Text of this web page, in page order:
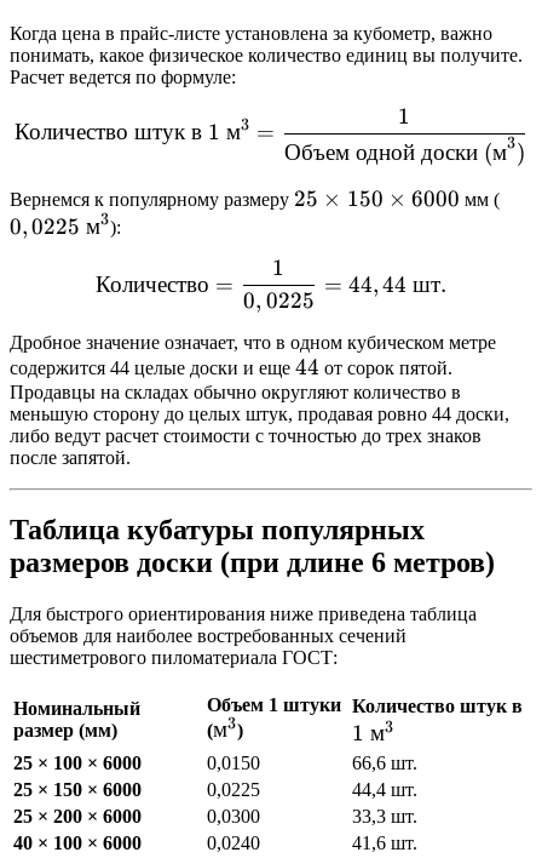
Когда цена в прайс-листе установлена за кубометр, важно
понимать, какое физическое количество единиц вы получите.
Расчет ведется по формуле:
\text{Количество
Количество штук в 1 м3 =
Объем одной доски(м3)
1
Вернемся к популярному размеру 25
\times
6000
25 × 150 × 6000 мм (
0,0225 м3):
\text{Количество} =
Количество =
0, 0225
1
= 44,44 шт.
Дробное значение означает, что в одном кубическом метре
содержится 44 целые доски и еще 44%
44 от сорок пятой.
Продавцы на складах обычно округляют количество в
меньшую сторону до целых штук, продавая ровно 44 доски,
либо ведут расчет стоимости с точностью до трех знаков
после запятой.
Таблица кубатуры популярных
размеров доски (при длине 6 метров)
Для быстрого ориентирования ниже приведена таблица
объемов для наиболее востребованных сечений
шестиметрового пиломатериала ГОСТ:
Номинальный
размер (мм)
Объем 1 штуки
(м^3
м3)
Количество штук в
1 м3
25 × 100 × 6000 0,0150
66,6 шт.
25 × 150 × 6000
0,0225
44,4 шт.
25 × 200 × 6000
0,0300
33,3 шт.
40 × 100 × 6000
0,0240 41,6 шт.